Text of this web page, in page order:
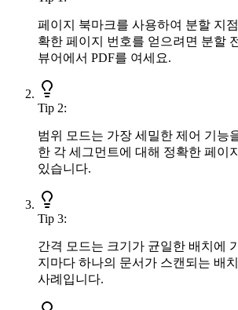
페이지 북마크를 사용하여 분할 지
확한 페이지 번호를 얻으려면 분할
뷰어에서 PDF를 여세요.
Tip 2:
범위 모드는 가장 세밀한 제어 기능
한 각 세그먼트에 대해 정확한 페이
있습니다.
Tip 3:
간격 모드는 크기가 균일한 배치에
지마다 하나의 문서가 스캔되는 배
사례입니다.